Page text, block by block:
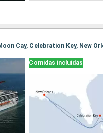
Cay, Celebration Key, New
Comidas incluidas